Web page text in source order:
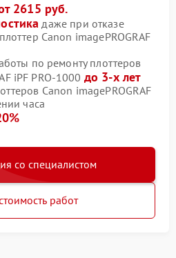
2615 руб.
даже при отказе
Canon imagePROGRAF
по ремонту плоттеров
iPF PRO-1000 до 3-х лет
Canon imagePROGRAF
часа
со специалистом
работ